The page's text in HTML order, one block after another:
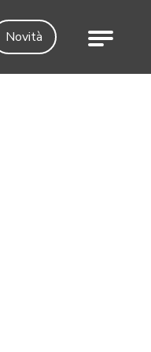
Novità Menu